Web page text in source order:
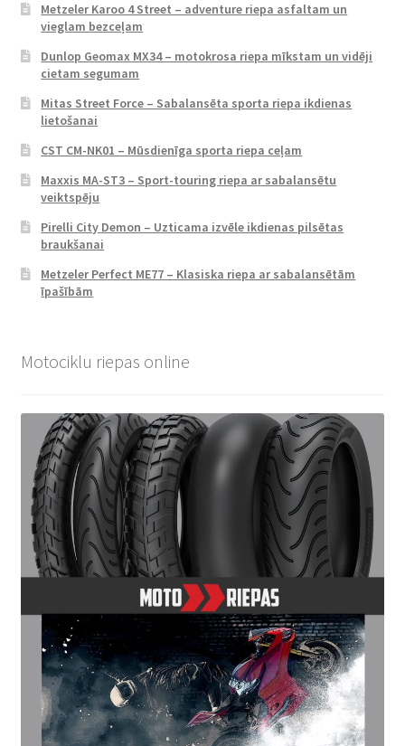
Metzeler Karoo 4 Street – adventure riepa asfaltam un
vieglam bezceļam
Dunlop Geomax MX34 – motokrosa riepa mīkstam un vidēji
cietam segumam
Mitas Street Force – Sabalansēta sporta riepa ikdienas
lietošanai
CST CM-NK01 – Mūsdienīga sporta riepa ceļam
Maxxis MA-ST3 – Sport-touring riepa ar sabalansētu
veiktspēju
Pirelli City Demon – Uzticama izvēle ikdienas pilsētas
braukšanai
Metzeler Perfect ME77 – Klasiska riepa ar sabalansētām
īpašībām
Motociklu riepas online